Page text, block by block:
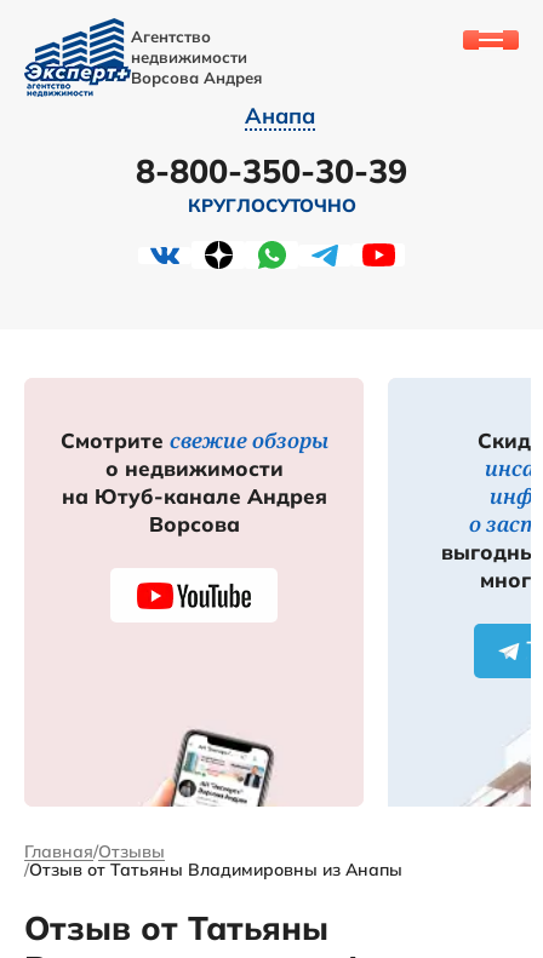
Агентство
недвижимости
Ворсова Андрея
Анапа
8-800-350-30-39
КРУГЛОСУТОЧНО
Смотрите свежие обзоры
о недвижимости
на Ютуб-канале Андрея
Ворсова
о
Главная Отзывы
Отзыв от Татьяны Владимировны из Анапы
Отзыв от Татьяны